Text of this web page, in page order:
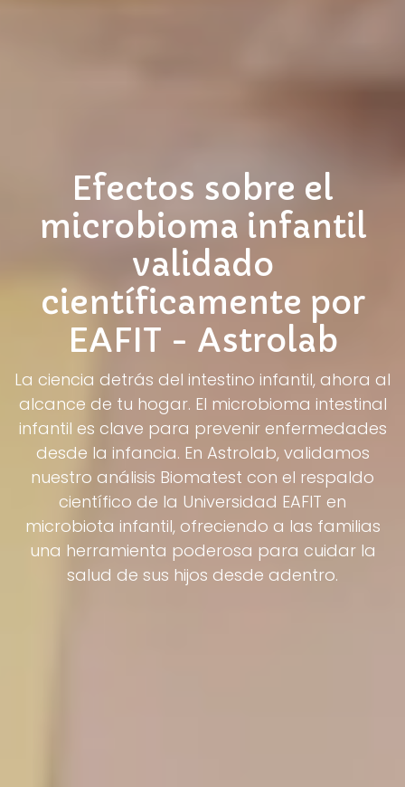
Efectos sobre el
microbioma infantil
validado
científicamente por
EAFIT - Astrolab
La ciencia detrás del intestino infantil, ahora al
alcance de tu hogar. El microbioma intestinal
infantil es clave para prevenir enfermedades
desde la infancia. En Astrolab, validamos
nuestro análisis Biomatest con el respaldo
científico de la Universidad EAFIT en
microbiota infantil, ofreciendo a las familias
una herramienta poderosa para cuidar la
salud de sus hijos desde adentro.